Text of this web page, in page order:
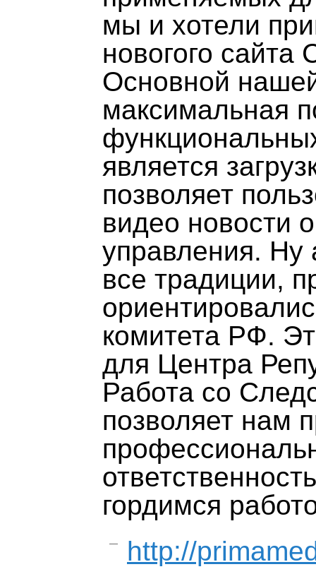
мы и хотели
новогого сайта
Основной
максимальная
является
позволяет
видео новости
управления. Ну
все традиции,
комитета РФ.
для Центра
Работа со
позволяет нам
гордимся
http://